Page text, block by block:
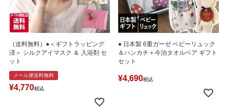
（送料無料）●＜ギフトラッピング
済＞ シルクアイマスク ＆ 入浴剤 セ
ット
メール便送料無料
¥4,770税込
● 日本製 6重ガーゼ ベビーリュック
＆ハンカチ＋今治タオルベア ギフト
セット
¥4,690税込